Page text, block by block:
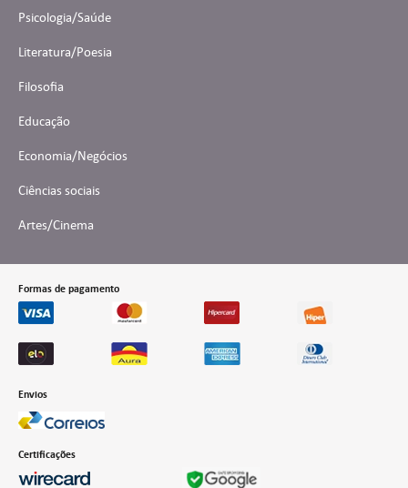
Psicologia/Saúde
Literatura/Poesia
Filosofia
Educação
Economia/Negócios
Ciências sociais
Artes/Cinema
Formas de pagamento
Envios
Certificações